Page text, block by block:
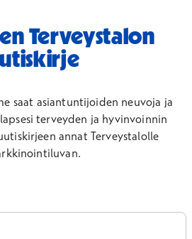
Terveystalon
saat asiantuntijoiden neuvoja ja
terveyden ja hyvinvoinnin
annat Terveystalolle